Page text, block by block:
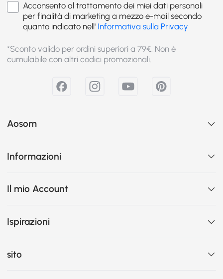
Acconsento al trattamento dei miei dati personali
per finalità di marketing a mezzo e-mail secondo
quanto indicato nell' Informativa sulla Privacy
*Sconto valido per ordini superiori a 79€. Non è
cumulabile con altri codici promozionali.
Aosom
Informazioni
Il mio Account
Ispirazioni
sito